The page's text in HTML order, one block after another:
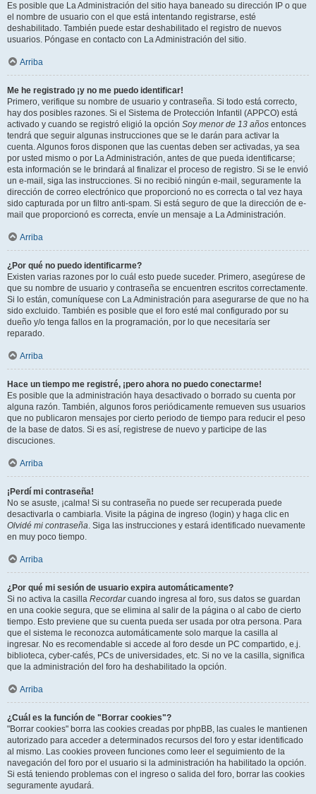
Es posible que La Administración del sitio haya baneado su dirección IP o que
el nombre de usuario con el que está intentando registrarse, esté
deshabilitado. También puede estar deshabilitado el registro de nuevos
usuarios. Póngase en contacto con La Administración del sitio.
Arriba
Me he registrado ¡y no me puedo identificar!
Primero, verifique su nombre de usuario y contraseña. Si todo está correcto,
hay dos posibles razones. Si el Sistema de Protección Infantil (APPCO) está
activado y cuando se registró eligió la opción Soy menor de 13 años entonces
tendrá que seguir algunas instrucciones que se le darán para activar la
cuenta. Algunos foros disponen que las cuentas deben ser activadas, ya sea
por usted mismo o por La Administración, antes de que pueda identificarse;
esta información se le brindará al finalizar el proceso de registro. Si se le envió
un e-mail, siga las instrucciones. Si no recibió ningún e-mail, seguramente la
dirección de correo electrónico que proporcionó no es correcta o tal vez haya
sido capturada por un filtro anti-spam. Si está seguro de que la dirección de e-
mail que proporcionó es correcta, envíe un mensaje a La Administración.
Arriba
¿Por qué no puedo identificarme?
Existen varias razones por lo cuál esto puede suceder. Primero, asegúrese de
que su nombre de usuario y contraseña se encuentren escritos correctamente.
Si lo están, comuníquese con La Administración para asegurarse de que no ha
sido excluido. También es posible que el foro esté mal configurado por su
dueño y/o tenga fallos en la programación, por lo que necesitaría ser
reparado.
Arriba
Hace un tiempo me registré, ¡pero ahora no puedo conectarme!
Es posible que la administración haya desactivado o borrado su cuenta por
alguna razón. También, algunos foros periódicamente remueven sus usuarios
que no publicaron mensajes por cierto periodo de tiempo para reducir el peso
de la base de datos. Si es así, registrese de nuevo y participe de las
discuciones.
Arriba
¡Perdí mi contraseña!
No se asuste, ¡calma! Si su contraseña no puede ser recuperada puede
desactivarla o cambiarla. Visite la página de ingreso (login) y haga clic en
Olvidé mi contraseña. Siga las instrucciones y estará identificado nuevamente
en muy poco tiempo.
Arriba
¿Por qué mi sesión de usuario expira automáticamente?
Si no activa la casilla Recordarcuando ingresa al foro, sus datos se guardan
en una cookie segura, que se elimina al salir de la página o al cabo de cierto
tiempo. Esto previene que su cuenta pueda ser usada por otra persona. Para
que el sistema le reconozca automáticamente solo marque la casilla al
ingresar. No es recomendable si accede al foro desde un PC compartido, e.j.
biblioteca, cyber-cafés, PCs de universidades, etc. Si no ve la casilla, significa
que la administración del foro ha deshabilitado la opción.
Arriba
¿Cuál es la función de "Borrar cookies"?
"Borrar cookies" borra las cookies creadas por phpBB, las cuales le mantienen
autorizado para acceder a determinados recursos del foro y estar identificado
al mismo. Las cookies proveen funciones como leer el seguimiento de la
navegación del foro por el usuario si la administración ha habilitado la opción.
Si está teniendo problemas con el ingreso o salida del foro, borrar las cookies
seguramente ayudará.